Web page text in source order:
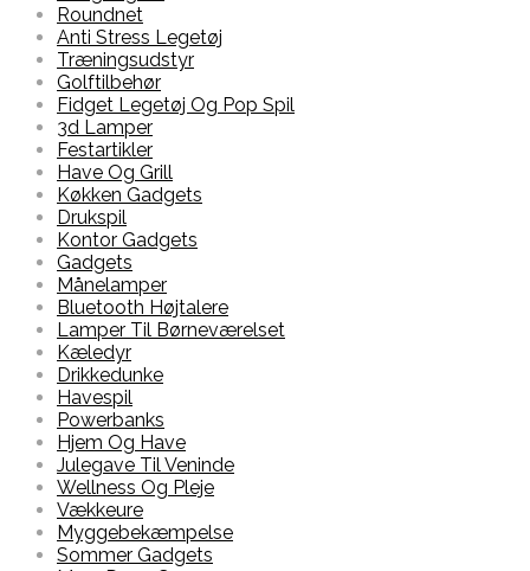
Roundnet
Anti Stress Legetøj
Træningsudstyr
Golftilbehør
Fidget Legetøj Og Pop Spil
3d Lamper
Festartikler
Have Og Grill
Køkken Gadgets
Drukspil
Kontor Gadgets
Gadgets
Månelamper
Bluetooth Højtalere
Lamper Til Børneværelset
Kæledyr
Drikkedunke
Havespil
Powerbanks
Hjem Og Have
Julegave Til Veninde
Wellness Og Pleje
Vækkeure
Myggebekæmpelse
Sommer Gadgets